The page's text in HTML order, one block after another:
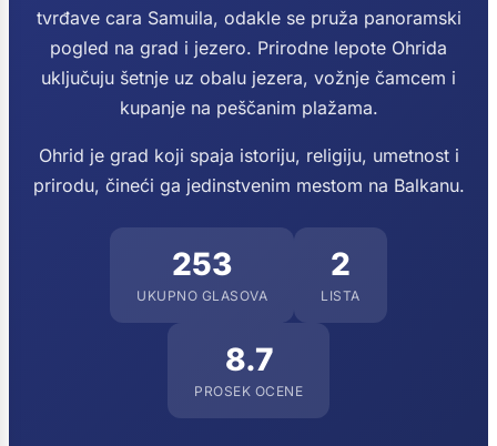
tvrđave cara Samuila, odakle se pruža panoramski
pogled na grad i jezero. Prirodne lepote Ohrida
uključuju šetnje uz obalu jezera, vožnje čamcem i
kupanje na peščanim plažama.
Ohrid je grad koji spaja istoriju, religiju, umetnost i
prirodu, čineći ga jedinstvenim mestom na Balkanu.
253
UKUPNO GLASOVA
2
LISTA
8.7
PROSEK OCENE